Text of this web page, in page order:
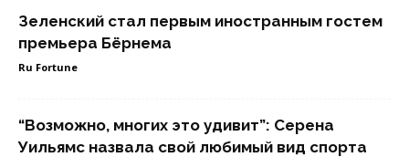
Зеленский стал первым иностранным гостем
премьера Бёрнема
Ru Fortune
“Возможно, многих это удивит”: Серена
Уильямс назвала свой любимый вид спорта